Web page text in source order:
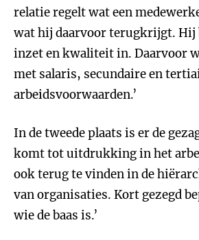
relatie regelt wat een
wat hij daarvoor terugkrijgt. Hij
inzet en kwaliteit in. Daarvoor
met salaris, secundaire en
arbeidsvoorwaarden.’
In de tweede plaats is er de
komt tot uitdrukking in het
ook terug te vinden in de
van organisaties. Kort gezegd
wie de baas is.’